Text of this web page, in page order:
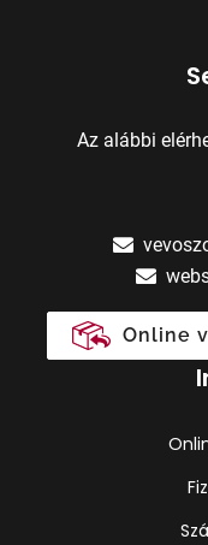
Az alábbi
Online